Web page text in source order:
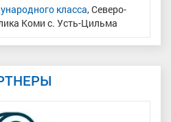
класса, Северо-
Коми с. Усть-Цильма